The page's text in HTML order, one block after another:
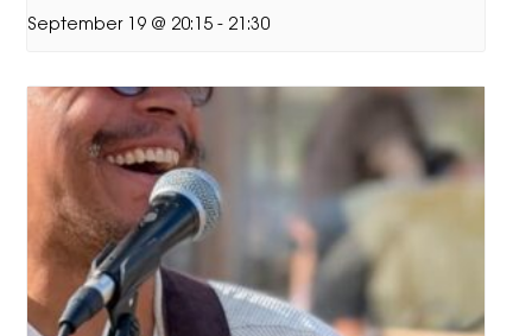
September 19 @ 20:15 - 21:30